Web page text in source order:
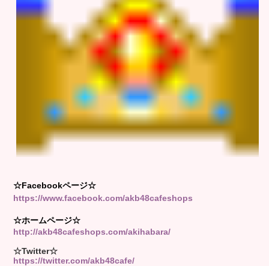
☆Facebookページ☆
https://www.facebook.com/akb48cafeshops
☆ホームページ☆
http://akb48cafeshops.com/akihabara/
☆Twitter☆
https://twitter.com/akb48cafe/